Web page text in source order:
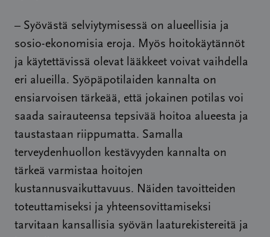
– Syövästä selviytymisessä on alueellisia ja
sosio-ekonomisia eroja. Myös hoitokäytännöt
ja käytettävissä olevat lääkkeet voivat vaihdella
eri alueilla. Syöpäpotilaiden kannalta on
ensiarvoisen tärkeää, että jokainen potilas voi
saada sairauteensa tepsivää hoitoa alueesta ja
taustastaan riippumatta. Samalla
terveydenhuollon kestävyyden kannalta on
tärkeä varmistaa hoitojen
kustannusvaikuttavuus. Näiden tavoitteiden
toteuttamiseksi ja yhteensovittamiseksi
tarvitaan kansallisia syövän laaturekistereitä ja